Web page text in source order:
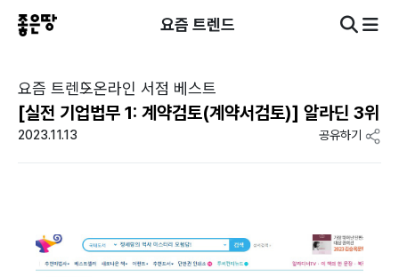
요즘 트렌드
요즘 트렌드온라인 서점 베스트
[실전 기업법무 1: 계약검토(계약서검토)] 알라딘 3위
2023.11.13 공유하기